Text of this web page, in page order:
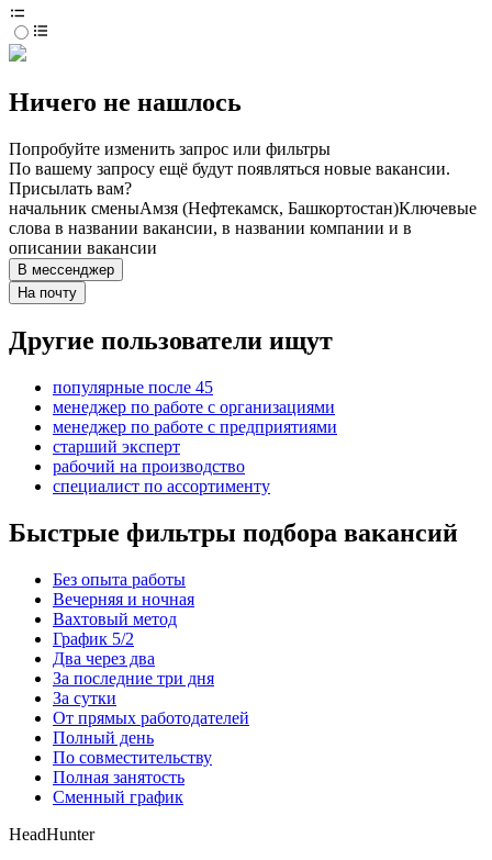
Ничего не нашлось
Попробуйте изменить запрос или фильтры
По вашему запросу ещё будут появляться новые вакансии.
Присылать вам?
начальник сменыАмзя (Нефтекамск, Башкортостан)Ключевые
слова в названии вакансии, в названии компании и в
описании вакансии
В мессенджер
На почту
Другие пользователи ищут
популярные после 45
менеджер по работе с организациями
менеджер по работе с предприятиями
старший эксперт
рабочий на производство
специалист по ассортименту
Быстрые фильтры подбора вакансий
Без опыта работы
Вечерняя и ночная
Вахтовый метод
График 5/2
Два через два
За последние три дня
За сутки
От прямых работодателей
Полный день
По совместительству
Полная занятость
Сменный график
HeadHunter